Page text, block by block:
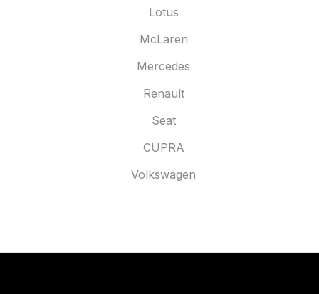
Lotus
McLaren
Mercedes
Renault
Seat
CUPRA
Volkswagen